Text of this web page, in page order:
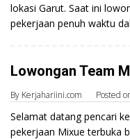
lokasi Garut. Saat ini
pekerjaan penuh waktu
Lowongan Team
By Kerjahariini.com Posted
Selamat datang pencari
pekerjaan Mixue terbuka